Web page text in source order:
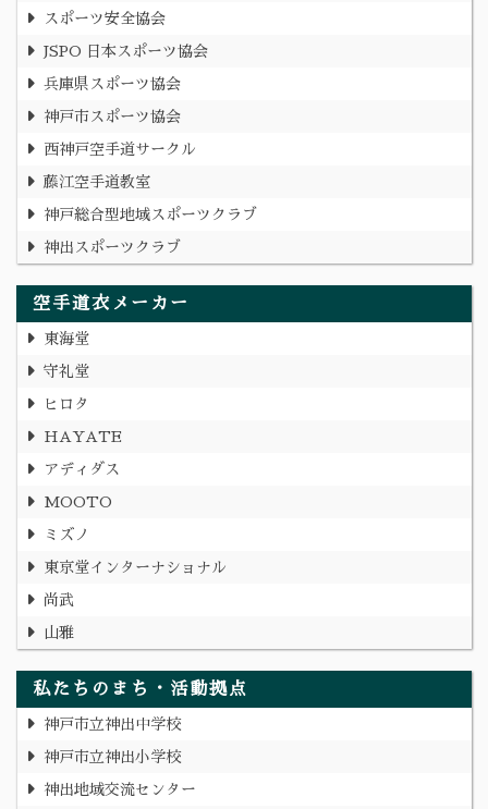
スポーツ安全協会
JSPO 日本スポーツ協会
兵庫県スポーツ協会
神戸市スポーツ協会
西神戸空手道サークル
藤江空手道教室
神戸総合型地域スポーツクラブ
神出スポーツクラブ
空手道衣メーカー
東海堂
守礼堂
ヒロタ
HAYATE
アディダス
MOOTO
ミズノ
東京堂インターナショナル
尚武
山雅
私たちのまち・活動拠点
神戸市立神出中学校
神戸市立神出小学校
神出地域交流センター